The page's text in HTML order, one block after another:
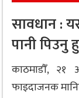
सावधान :
पानी
काठमाडौँ, २१
फाइदाजनक